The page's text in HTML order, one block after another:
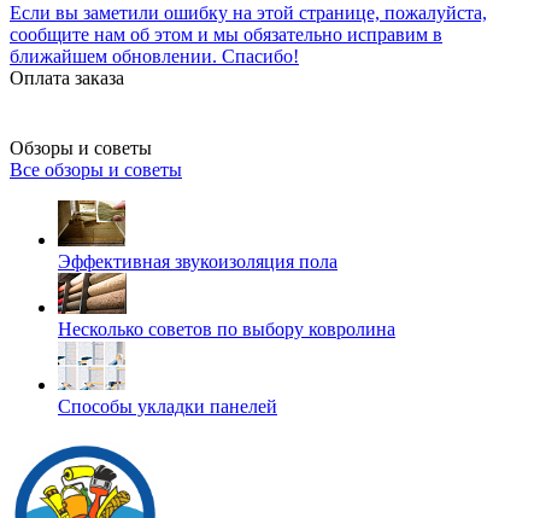
Если вы заметили ошибку на этой странице, пожалуйста,
сообщите нам об этом и мы обязательно исправим в
ближайшем обновлении. Спасибо!
Оплата заказа
Обзоры и советы
Все обзоры и советы
Эффективная звукоизоляция пола
Несколько советов по выбору ковролина
Способы укладки панелей